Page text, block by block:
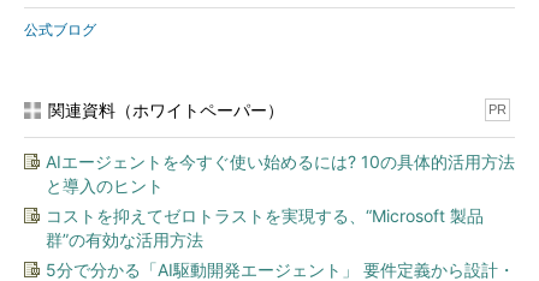
公式ブログ
関連資料（ホワイトペーパー） PR
AIエージェントを今すぐ使い始めるには? 10の具体的活用方法
と導入のヒント
コストを抑えてゼロトラストを実現する、“Microsoft 製品
群”の有効な活用方法
5分で分かる「AI駆動開発エージェント」 要件定義から設計・